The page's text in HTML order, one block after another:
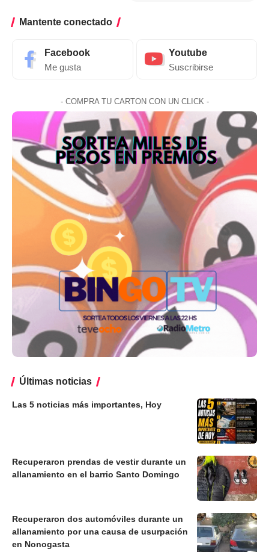
Mantente conectado
Facebook
Me gusta
Youtube
Suscribirse
- COMPRA TU CARTON CON UN CLICK -
Últimas noticias
Las 5 noticias más importantes, Hoy
Recuperaron prendas de vestir durante un
allanamiento en el barrio Santo Domingo
Recuperaron dos automóviles durante un
allanamiento por una causa de usurpación
en Nonogasta